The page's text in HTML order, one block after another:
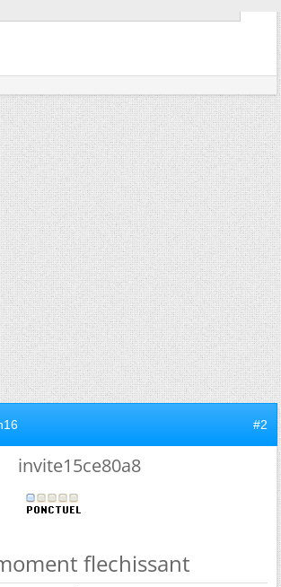
#2
invite15ce80a8
flechissant